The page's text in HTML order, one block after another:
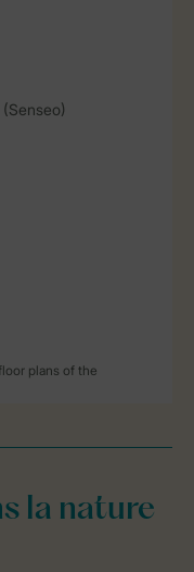
plans of the
la nature